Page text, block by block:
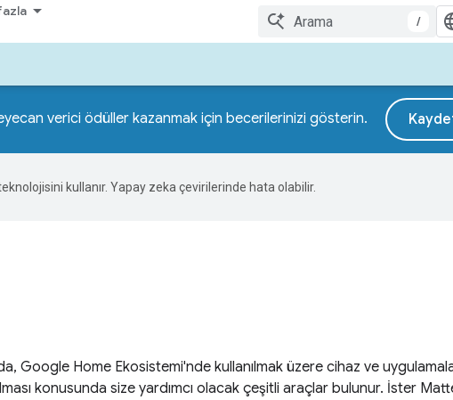
/
verici ödüller kazanmak için becerilerinizi gösterin.
kullanır. Yapay zeka çevirilerinde hata olabilir.
Google Home Ekosistemi'nde kullanılmak üzere cihaz ve
konusunda size yardımcı olacak çeşitli araçlar bulunur. İster